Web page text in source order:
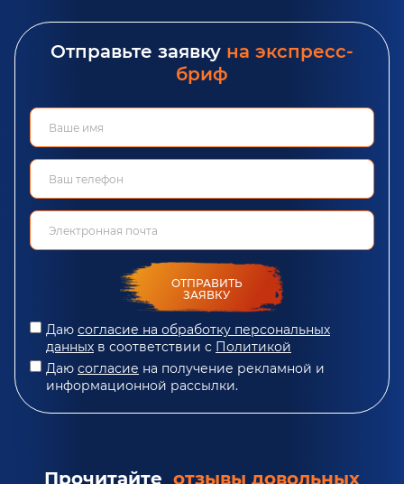
Отправьте заявку на экспресс-
бриф
ОТПРАВИТЬ
ЗАЯВКУ
Даю согласие на обработку персональных
данных в соответствии с Политикой
Даю согласие на получение рекламной и
информационной рассылки.
Прочитайте отзывы довольных